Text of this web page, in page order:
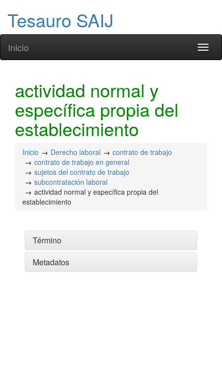
Tesauro SAIJ
Inicio
actividad normal y
específica propia del
establecimiento
Inicio Derecho laboral
contrato de trabajo
contrato de trabajo en general
sujetos del contrato de trabajo
subcontratación laboral
actividad normal y específica propia del
establecimiento
Término
Metadatos